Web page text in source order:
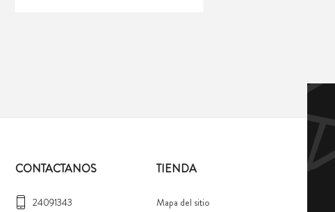
CONTACTANOS
24091343
TIENDA
Mapa del sitio